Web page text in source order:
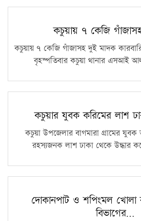
কচুয়ায় ৭ কেজি
কচুয়ায় ৭ কেজি গাঁজাসহ দুই মাদক
বৃহস্পতিবার কচুয়া থানার এসআই
কচুয়ার যুবক করিমের লাশ
কচুয়া উপজেলার বাগমারা গ্রামের
রহস্যজনক লাশ ঢাকা থেকে উদ্ধার
দোকানপাট ও শপিংমল খোলা
বিভাগের…